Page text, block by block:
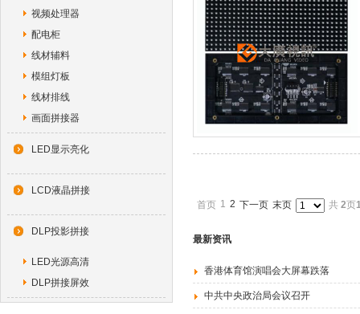
视频处理器
配电柜
线材辅料
模组灯板
线材排线
画面拼接器
LED显示亮化
LCD液晶拼接
DLP投影拼接
LED光源高清
DLP拼接屏效
首页 1 2 下一页 末页 共 2页
最新资讯
香港体育馆演唱会大屏幕跌落
中共中央政治局会议召开